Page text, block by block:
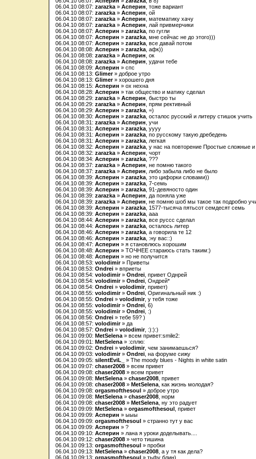
06.04.10 08:07: zarazka » Асперин , тоже вариант
06.04.10 08:07: zarazka » Асперин , ой
06.04.10 08:07: zarazka » Асперин , математику хачу
06.04.10 08:07: zarazka » Асперин , лай привмерчики
06.04.10 08:07: Асперин » zarazka , по гугли
06.04.10 08:07: Асперин » zarazka , мне сейчас не до этого)))
06.04.10 08:07: Асперин » zarazka , все давай потом
06.04.10 08:08: Асперин » zarazka , афк))
06.04.10 08:08: zarazka » Асперин , ок
06.04.10 08:08: zarazka » Асперин , удачи тебе
06.04.10 08:09: Асперин » спс
06.04.10 08:13: Glimer» доброе утро
06.04.10 08:13: Glimer» хорошего дня
06.04.10 08:15: Асперин » ох нехна
06.04.10 08:28: Асперин » так общество и матику сделал
06.04.10 08:29: zarazka » Асперин , быстро ты
06.04.10 08:29: zarazka » Асперин , прям рективный
06.04.10 08:29: Асперин » zarazka , =)
06.04.10 08:30: Асперин » zarazka , осталос русский и литеру стишок учить
06.04.10 08:31: zarazka » Асперин , учи
06.04.10 08:31: Асперин » zarazka , уууу
06.04.10 08:31: Асперин » zarazka , по русскому такую дребедень
06.04.10 08:31: Асперин » zarazka , легкая
06.04.10 08:32: Асперин » zarazka , у нас на повторение Простые сложные
06.04.10 08:32: zarazka » Асперин , чорт
06.04.10 08:34: Асперин » zarazka , ???
06.04.10 08:37: zarazka » Асперин , не помню такого
06.04.10 08:37: zarazka » Асперин , либо забыла либо не было
06.04.10 08:39: Асперин » zarazka , это цифорки словами))
06.04.10 08:39: Асперин » zarazka , 7-семь
06.04.10 08:39: Асперин » zarazka , 91-девяносто один
06.04.10 08:39: zarazka » Асперин , да поняла уже
06.04.10 08:39: zarazka » Асперин , не помню шоб мы такое так подробно
06.04.10 08:39: Асперин » zarazka , 1577-тысяча пятьсот семдесят семь
06.04.10 08:39: Асперин » zarazka , ааа
06.04.10 08:44: Асперин » zarazka , все руссс сделал
06.04.10 08:44: Асперин » zarazka , осталось литер
06.04.10 08:46: Асперин » zarazka , а говорила те 12
06.04.10 08:46: Асперин » zarazka , :ну вас::)
06.04.10 08:47: Асперин » я становлюсь хорошим
06.04.10 08:48: Асперин » ТОЧНЕЕ стараюсь стать таким:)
06.04.10 08:48: Асперин » но не получится
06.04.10 08:53: volodimir» Приветы
06.04.10 08:53: Ondrei » вприеты
06.04.10 08:54: volodimir» Ondrei , привет Однрей
06.04.10 08:54: volodimir» Ondrei , Ондрей*
06.04.10 08:54: Ondrei » volodimir, привет)
06.04.10 08:55: volodimir» Ondrei , Оригинальный ник :)
06.04.10 08:55: Ondrei » volodimir, у тебя тоже
06.04.10 08:55: volodimir» Ondrei , 6)
06.04.10 08:55: volodimir» Ondrei , :)
06.04.10 08:56: Ondrei » тебе 59? )
06.04.10 08:57: volodimir» да
06.04.10 08:57: Ondrei » volodimir, :):):)
06.04.10 09:00: MetSelena » всем привет:smile2:
06.04.10 09:01: MetSelena » :сплю:
06.04.10 09:02: Ondrei » volodimir, чем занимаешься?
06.04.10 09:03: volodimir» Ondrei , на форуме сижу
06.04.10 09:05: silentEviL_
» The moody blues - Nights in white satin
06.04.10 09:07: chaser2008 » всем привет
06.04.10 09:08: chaser2008 » всем привет
06.04.10 09:08: MetSelena » chaser2008 , привет
06.04.10 09:08: chaser2008 » MetSelena , как жизнь молодая?
06.04.10 09:08: orgasmofthesoul » доброе утро
06.04.10 09:08: MetSelena » chaser2008 , норм
06.04.10 09:08: chaser2008 » MetSelena , ну это радует
06.04.10 09:09: MetSelena » orgasmofthesoul
, привет
06.04.10 09:09: Асперин » ыыы
06.04.10 09:09: orgasmofthesoul » странно тут у вас
06.04.10 09:09: Асперин » ?
06.04.10 09:10: Асперин » лана я уроки доделывать....
06.04.10 09:12: chaser2008 » чето тишина
06.04.10 09:13: orgasmofthesoul » пробки
06.04.10 09:13: MetSelena » chaser2008 , а у тя как дела?
06.04.10 09:13: orgasmofthesoul » тьфу блин)